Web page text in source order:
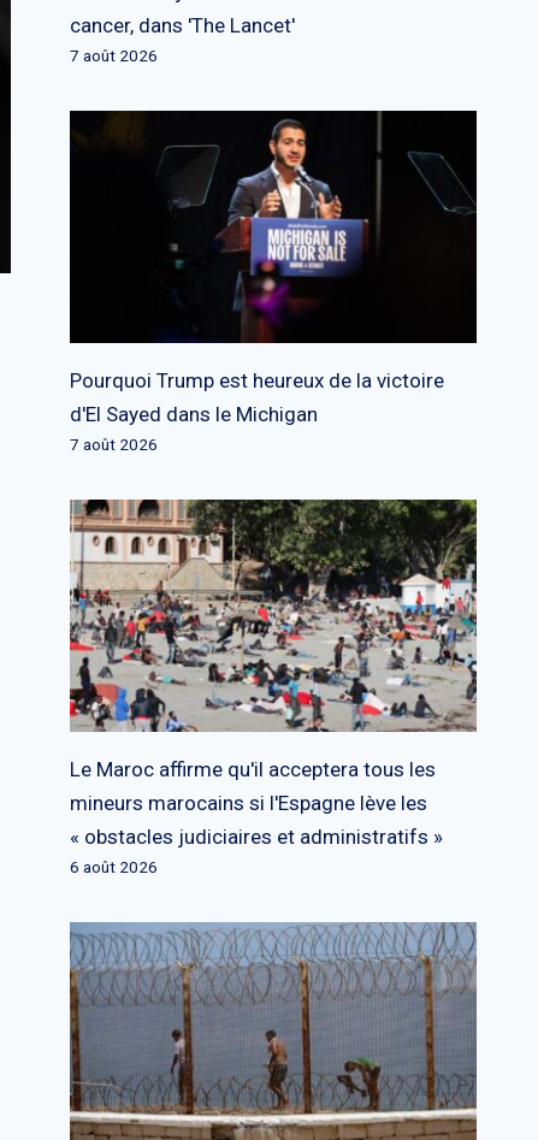
cancer, dans 'The Lancet'
7 août 2026
Pourquoi Trump est heureux de la victoire
d'El Sayed dans le Michigan
7 août 2026
Le Maroc affirme qu'il acceptera tous les
mineurs marocains si l'Espagne lève les
« obstacles judiciaires et administratifs »
6 août 2026